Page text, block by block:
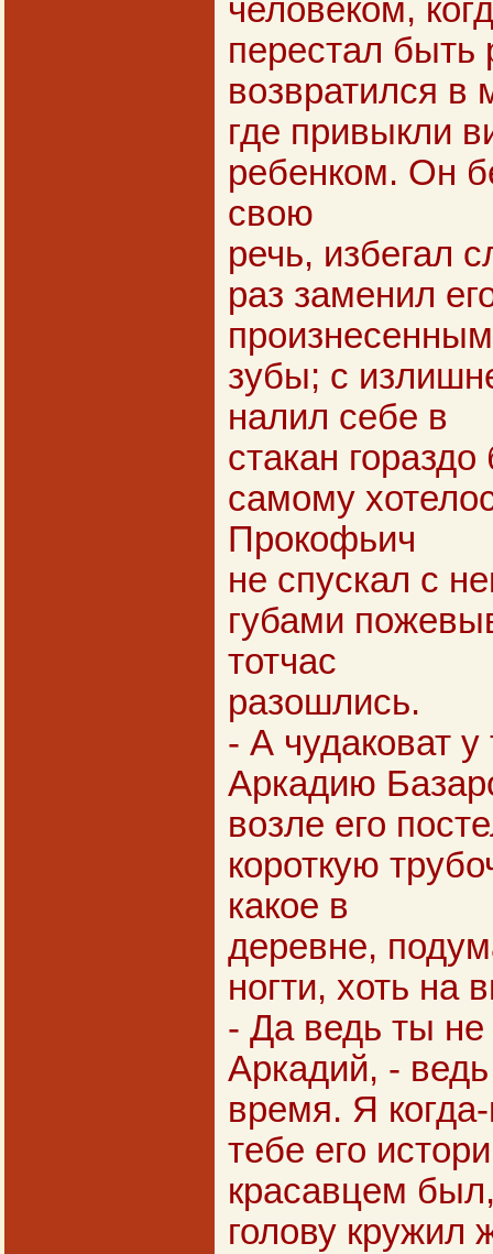
человеком,
перестал быть
возвратился в
где привыкли
ребенком. Он
свою
речь, избегал
раз заменил
зубы; с
налил себе в
стакан
самому
Прокофьич
не спускал с
губами
тотчас
разошлись.
- А чудаковат
Аркадию
возле его
короткую
какое в
деревне,
ногти, хоть на
- Да ведь ты не
Аркадий, -
время. Я
тебе его
красавцем
голову